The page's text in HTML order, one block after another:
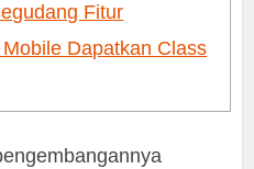
Fitur
Dapatkan Class